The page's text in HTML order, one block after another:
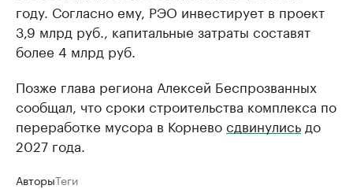
году. Согласно ему, РЭО инвестирует в проект
3,9 млрд руб., капитальные затраты составят
более 4 млрд руб.
Позже глава региона Алексей Беспрозванных
сообщал, что сроки строительства комплекса по
переработке мусора в Корневосдвинулись до
2027 года.
АвторыТеги